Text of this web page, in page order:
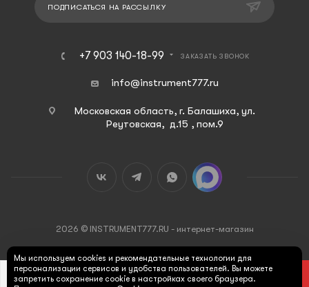
В КОРЗИНУ
ПОДПИСАТЬСЯ НА РАССЫЛКУ
+7 903 140-18-99 ЗАКАЗАТЬ ЗВОНОК
info@instrument777.ru
Московская область, г. Балашиха, ул.
Реутовская, д.15 , пом.9
2026 © INSTRUMENT777.RU - интернет-магазин
Мы используем cookies и рекомендательные технологии для
персонализации сервисов и удобства пользователей. Вы можете
запретить сохранение cookie в настройках своего браузера.